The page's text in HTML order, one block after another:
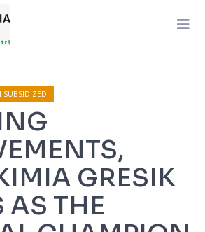
SUBSIDIZED
GRESIK
AS THE